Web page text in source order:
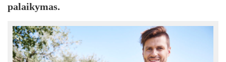
palaikymas.